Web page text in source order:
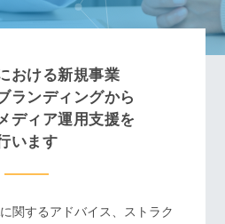
おける新規事業
ランディングから
ディア運用支援を
います
関するアドバイス、ストラク